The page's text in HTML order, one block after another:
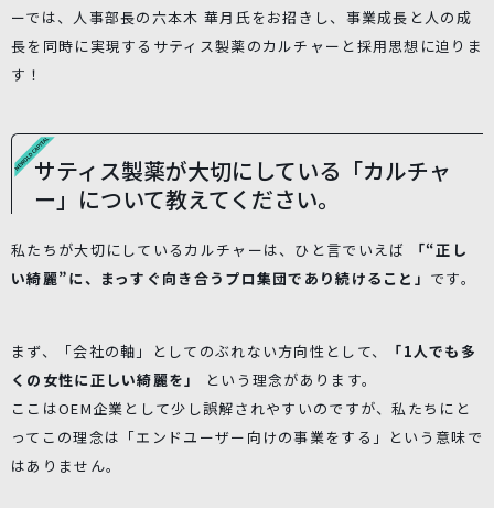
ーでは、人事部長の六本木 華月氏をお招きし、事業成長と人の成
長を同時に実現するサティス製薬のカルチャーと採用思想に迫りま
す！
サティス製薬が大切にしている「カルチャ
ー」について教えてください。
私たちが大切にしているカルチャーは、ひと言でいえば
「“正し
い綺麗”に、まっすぐ向き合うプロ集団であり続けること」 です。
まず、「会社の軸」としてのぶれない方向性として、
「1人でも多
くの女性に正しい綺麗を」
という理念があります。
ここはOEM企業として少し誤解されやすいのですが、私たちにと
ってこの理念は「エンドユーザー向けの事業をする」という意味で
はありません。